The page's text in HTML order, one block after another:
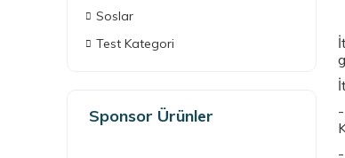
Soslar
Test Kategori
Sponsor Ürünler